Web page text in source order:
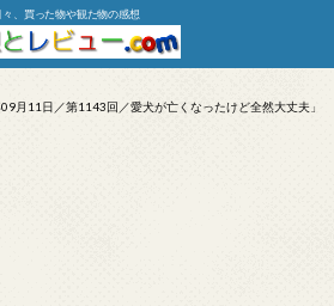
々、買った物や観た物の感想
月11日／第1143回／愛犬が亡くなったけど全然大丈夫」